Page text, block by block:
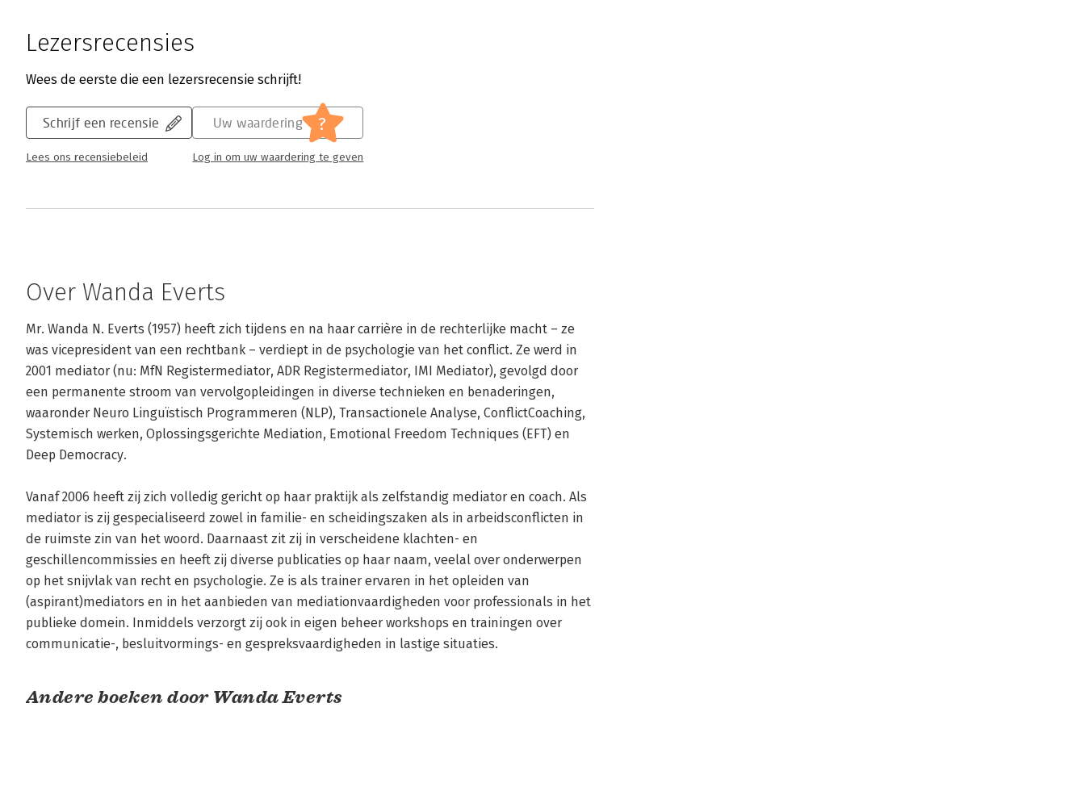
Lezersrecensies
Wees de eerste die een lezersrecensie schrijft!
Schrijf een recensie
Lees ons recensiebeleid
Uw waardering ?
Log in om uw waardering te geven
Over Wanda Everts
Mr. Wanda N. Everts (1957) heeft zich tijdens en na haar carrière in de rechterlijke macht – ze
was vicepresident van een rechtbank – verdiept in de psychologie van het conflict. Ze werd in
2001 mediator (nu: MfN Registermediator, ADR Registermediator, IMI Mediator), gevolgd door
een permanente stroom van vervolgopleidingen in diverse technieken en benaderingen,
waaronder Neuro Linguïstisch Programmeren (NLP), Transactionele Analyse, ConflictCoaching,
Systemisch werken, Oplossingsgerichte Mediation, Emotional Freedom Techniques (EFT) en
Deep Democracy.
Vanaf 2006 heeft zij zich volledig gericht op haar praktijk als zelfstandig mediator en coach. Als
mediator is zij gespecialiseerd zowel in familie- en scheidingszaken als in arbeidsconflicten in
de ruimste zin van het woord. Daarnaast zit zij in verscheidene klachten- en
geschillencommissies en heeft zij diverse publicaties op haar naam, veelal over onderwerpen
op het snijvlak van recht en psychologie. Ze is als trainer ervaren in het opleiden van
(aspirant)mediators en in het aanbieden van mediationvaardigheden voor professionals in het
publieke domein. Inmiddels verzorgt zij ook in eigen beheer workshops en trainingen over
communicatie-, besluitvormings- en gespreksvaardigheden in lastige situaties.
Andere boeken door Wanda Everts